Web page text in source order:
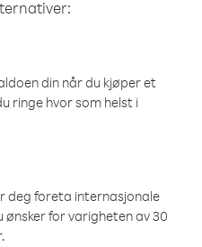
din når du kjøper et
ringe hvor som helst i
deg foreta internasjonale
for varigheten av 30